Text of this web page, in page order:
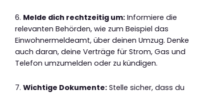
6. Melde dich rechtzeitig um: Informiere die
relevanten Behörden, wie zum Beispiel das
Einwohnermeldeamt, über deinen Umzug. Denke
auch daran, deine Verträge für Strom, Gas und
Telefon umzumelden oder zu kündigen.
7. Wichtige Dokumente: Stelle sicher, dass du